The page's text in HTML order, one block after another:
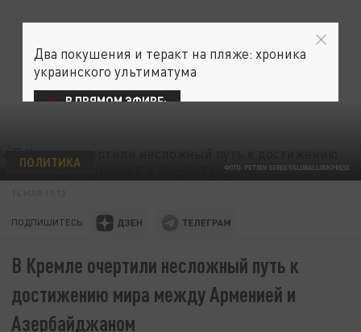
ФОТО: PETROV SERGEY/GLOBALLOOKPRESS
ПОЛИТИКА
ПОДПИШИТЕСЬ:
В Кремле очертили несложный путь к
достижению мира между Арменией и
Азербайджаном
Два покушения и теракт на пляже: хроника
украинского ультиматума
В ПРЯМОМ ЭФИРЕ: